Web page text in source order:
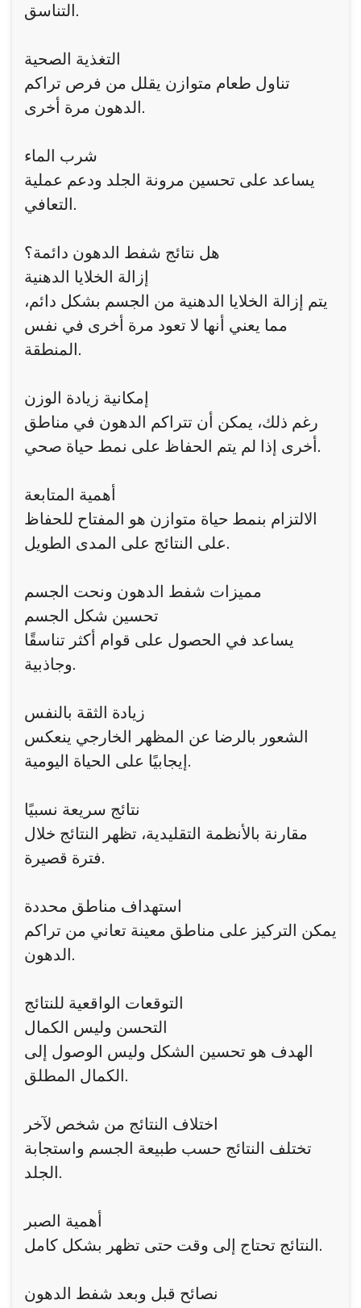
التناسق.
التغذية الصحية
تناول طعام متوازن يقلل من فرص تراكم
الدهون مرة أخرى.
شرب الماء
يساعد على تحسين مرونة الجلد ودعم عملية
التعافي.
هل نتائج شفط الدهون دائمة؟
إزالة الخلايا الدهنية
يتم إزالة الخلايا الدهنية من الجسم بشكل دائم،
مما يعني أنها لا تعود مرة أخرى في نفس
المنطقة.
إمكانية زيادة الوزن
رغم ذلك، يمكن أن تتراكم الدهون في مناطق
أخرى إذا لم يتم الحفاظ على نمط حياة صحي.
أهمية المتابعة
الالتزام بنمط حياة متوازن هو المفتاح للحفاظ
على النتائج على المدى الطويل.
مميزات شفط الدهون ونحت الجسم
تحسين شكل الجسم
يساعد في الحصول على قوام أكثر تناسقًا
وجاذبية.
زيادة الثقة بالنفس
الشعور بالرضا عن المظهر الخارجي ينعكس
إيجابيًا على الحياة اليومية.
نتائج سريعة نسبيًا
مقارنة بالأنظمة التقليدية، تظهر النتائج خلال
فترة قصيرة.
استهداف مناطق محددة
يمكن التركيز على مناطق معينة تعاني من تراكم
الدهون.
التوقعات الواقعية للنتائج
التحسن وليس الكمال
الهدف هو تحسين الشكل وليس الوصول إلى
الكمال المطلق.
اختلاف النتائج من شخص لآخر
تختلف النتائج حسب طبيعة الجسم واستجابة
الجلد.
أهمية الصبر
النتائج تحتاج إلى وقت حتى تظهر بشكل كامل.
نصائح قبل وبعد شفط الدهون